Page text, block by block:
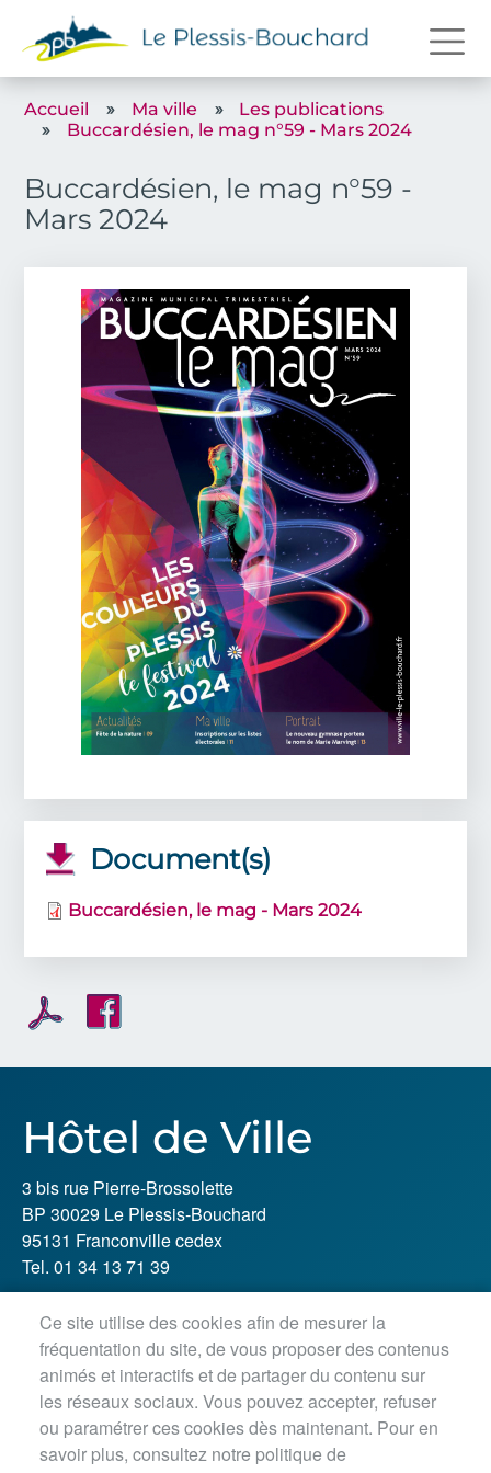
Accueil Ma ville
Les publications
Buccardésien, le mag n°59 - Mars 2024
Buccardésien, le mag n°59 -
Mars 2024
Couverture
Document(s)
Buccardésien, le mag - Mars 2024
Hôtel de Ville
3 bis rue Pierre-Brossolette
BP 30029 Le Plessis-Bouchard
95131 Franconville cedex
Tel. 01 34 13 71 39
Horaires d'ouverture :
Lundi, jeudi, vendredi : 8h30-12h / 13h30-18h
Mardi : 8h30-12h / 13h30-18h45
Mercredi matin : 8h30-12h45
Ce site utilise des cookies afin de mesurer la
fréquentation du site, de vous proposer des contenus
animés et interactifs et de partager du contenu sur
les réseaux sociaux. Vous pouvez accepter, refuser
ou paramétrer ces cookies dès maintenant. Pour en
savoir plus, consultez notre politique de